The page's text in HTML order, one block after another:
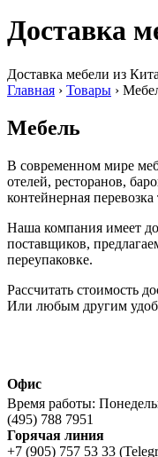
Доставка
Доставка мебели из
Главная › Товары ›
Мебель
В современном мире
отелей, ресторанов,
контейнерная
Наша компания имеет
поставщиков,
переупаковке.
Рассчитать стоимость
Или любым другим
Офис
Время работы:
(495) 788 7951
Горячая линия
+7 (905) 757 53 33